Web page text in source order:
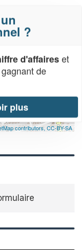
contributors, CC-BY-SA
?
d'affaireset
de
plus